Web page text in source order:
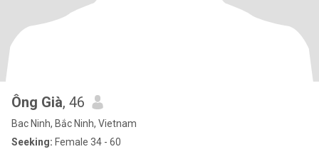
Ông Già, 46
Bac Ninh, Bắc Ninh, Vietnam
Seeking: Female 34 - 60